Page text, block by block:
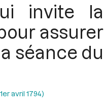
invite la
assurer
séance du
avril 1794)